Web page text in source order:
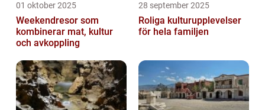
01 oktober 2025
Weekendresor som
kombinerar mat, kultur
och avkoppling
28 september 2025
Roliga kulturupplevelser
för hela familjen